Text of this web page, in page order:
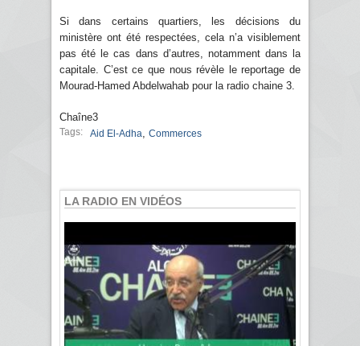
Si dans certains quartiers, les décisions du
ministère ont été respectées, cela n’a visiblement
pas été le cas dans d’autres, notamment dans la
capitale. C’est ce que nous révèle le reportage de
Mourad-Hamed Abdelwahab pour la radio chaine 3.
Chaîne3
Tags: Aid El-Adha Commerces
LA RADIO EN VIDÉOS